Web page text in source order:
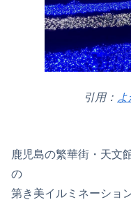
引用：
鹿児島の繁華街・天文
の
第き美イルミネーショ